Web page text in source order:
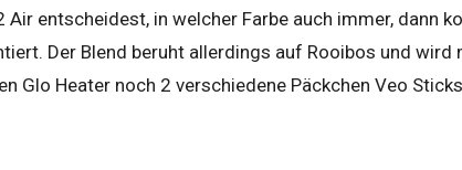
entscheidest, in welcher Farbe auch immer, dann
Der Blend beruht allerdings auf Rooibos und
Glo Heater noch 2 verschiedene Päckchen Veo